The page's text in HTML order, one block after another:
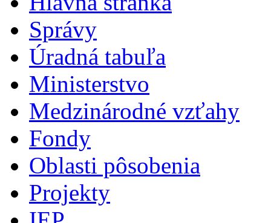
Správy
Úradná tabuľa
Ministerstvo
Medzinárodné vzťahy
Fondy
Oblasti pôsobenia
Projekty